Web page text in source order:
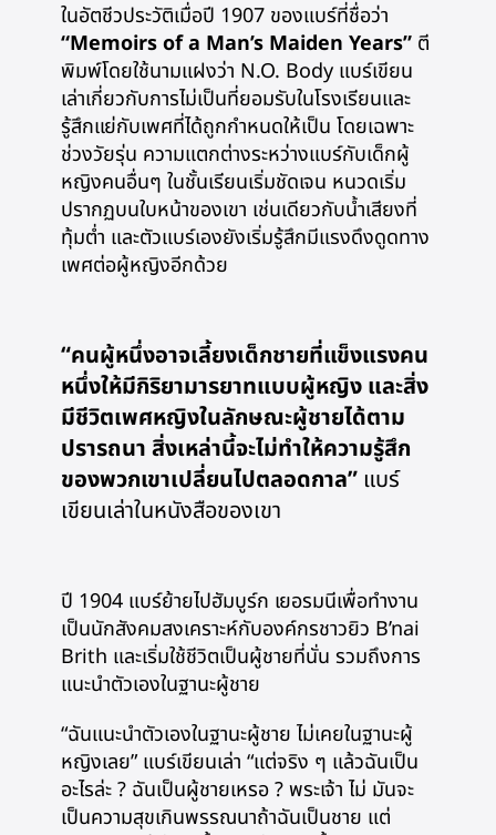
ในอัตชีวประวัติเมื่อปี 1907 ของแบร์ที่ชื่อว่า
“Memoirs of a Man’s Maiden Years”ตี
พิมพ์โดยใช้นามแฝงว่า N.O. Body แบร์เขียน
เล่าเกี่ยวกับการไม่เป็นที่ยอมรับในโรงเรียนและ
รู้สึกแย่กับเพศที่ได้ถูกกำหนดให้เป็น โดยเฉพาะ
ช่วงวัยรุ่น ความแตกต่างระหว่างแบร์กับเด็กผู้
หญิงคนอื่นๆ ในชั้นเรียนเริ่มชัดเจน หนวดเริ่ม
ปรากฏบนใบหน้าของเขา เช่นเดียวกับน้ำเสียงที่
ทุ้มต่ำ และตัวแบร์เองยังเริ่มรู้สึกมีแรงดึงดูดทาง
เพศต่อผู้หญิงอีกด้วย
“คนผู้หนึ่งอาจเลี้ยงเด็กชายที่แข็งแรงคน
หนึ่งให้มีกิริยามารยาทแบบผู้หญิง และสิ่ง
มีชีวิตเพศหญิงในลักษณะผู้ชายได้ตาม
ปรารถนา สิ่งเหล่านี้จะไม่ทำให้ความรู้สึก
ของพวกเขาเปลี่ยนไปตลอดกาล”แบร์
เขียนเล่าในหนังสือของเขา
ปี 1904 แบร์ย้ายไปฮัมบูร์ก เยอรมนีเพื่อทำงาน
เป็นนักสังคมสงเคราะห์กับองค์กรชาวยิว B’nai
Brith และเริ่มใช้ชีวิตเป็นผู้ชายที่นั่น รวมถึงการ
แนะนำตัวเองในฐานะผู้ชาย
“ฉันแนะนำตัวเองในฐานะผู้ชาย ไม่เคยในฐานะผู้
หญิงเลย” แบร์เขียนเล่า “แต่จริง ๆ แล้วฉันเป็น
อะไรล่ะ ? ฉันเป็นผู้ชายเหรอ ? พระเจ้า ไม่ มันจะ
เป็นความสุขเกินพรรณนาถ้าฉันเป็นชาย แต่